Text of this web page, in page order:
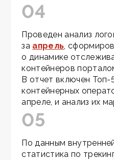
04
Проведен анализ
за апрель,
о динамике
контейнеров
В отчет включен Топ-
контейнерных
апреле, и анализ их
05
По данным
статистика по